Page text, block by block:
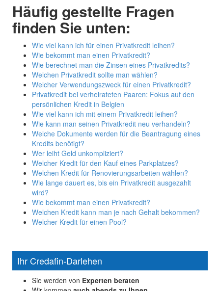
Häufig gestellte Fragen
finden Sie unten:
Wie viel kann ich für einen Privatkredit leihen?
Wie bekommt man einen Privatkredit?
Wie berechnet man die Zinsen eines Privatkredits?
Welchen Privatkredit sollte man wählen?
Welcher Verwendungszweck für einen Privatkredit?
Privatkredit bei verheirateten Paaren: Fokus auf den
persönlichen Kredit in Belgien
Wie viel kann ich mit einem Privatkredit leihen?
Wie kann man seinen Privatkredit neu verhandeln?
Welche Dokumente werden für die Beantragung eines
Kredits benötigt?
Wer leiht Geld unkompliziert?
Welcher Kredit für den Kauf eines Parkplatzes?
Welchen Kredit für Renovierungsarbeiten wählen?
Wie lange dauert es, bis ein Privatkredit ausgezahlt
wird?
Wie bekommt man einen Privatkredit?
Welchen Kredit kann man je nach Gehalt bekommen?
Welcher Kredit für einen Pool?
Ihr Credafin-Darlehen
Sie werden von Experten beraten